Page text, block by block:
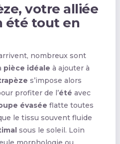
votre alliée
été tout en
nombreux sont
pièce idéale à ajouter à
s’impose alors
profiter de l’été avec
évasée flatte toutes
le tissu souvent fluide
sous le soleil. Loin